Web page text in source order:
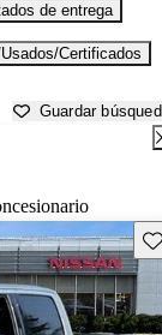
de entrega
Certificados
Guardar